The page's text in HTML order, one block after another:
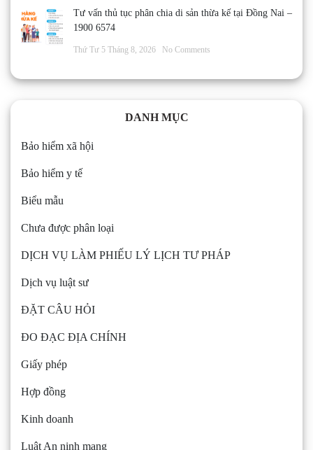
Tư vấn thủ tục phân chia di sản thừa kế tại Đồng Nai –
1900 6574
Thứ Tư 5 Tháng 8, 2026 No Comments
DANH MỤC
Bảo hiểm xã hội
Bảo hiểm y tế
Biểu mẫu
Chưa được phân loại
DỊCH VỤ LÀM PHIẾU LÝ LỊCH TƯ PHÁP
Dịch vụ luật sư
ĐẶT CÂU HỎI
ĐO ĐẠC ĐỊA CHÍNH
Giấy phép
Hợp đồng
Kinh doanh
Luật An ninh mạng